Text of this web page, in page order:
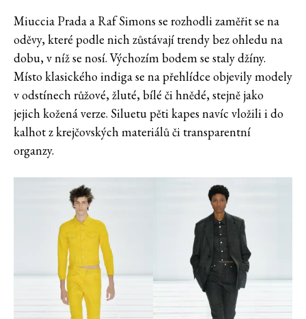
Miuccia Prada a Raf Simons se rozhodli zaměřit se na
oděvy, které podle nich zůstávají trendy bez ohledu na
dobu, v níž se nosí. Výchozím bodem se staly džíny.
Místo klasického indiga se na přehlídce objevily modely
v odstínech růžové, žluté, bílé či hnědé, stejně jako
jejich kožená verze. Siluetu pěti kapes navíc vložili i do
kalhot z krejčovských materiálů či transparentní
organzy.